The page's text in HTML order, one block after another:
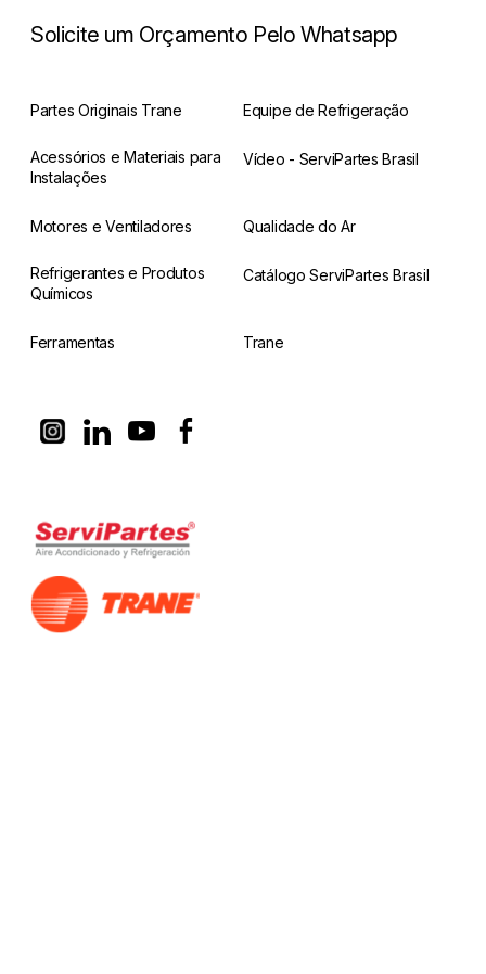
Solicite um Orçamento Pelo Whatsapp
Partes Originais Trane Equipe de Refrigeração
Acessórios e Materiais para
Instalações
Vídeo - ServiPartes Brasil
Motores e Ventiladores Qualidade do Ar
Refrigerantes e Produtos
Químicos
Catálogo ServiPartes Brasil
Ferramentas Trane